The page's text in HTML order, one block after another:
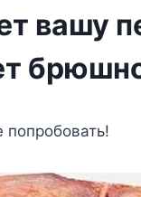
вашу